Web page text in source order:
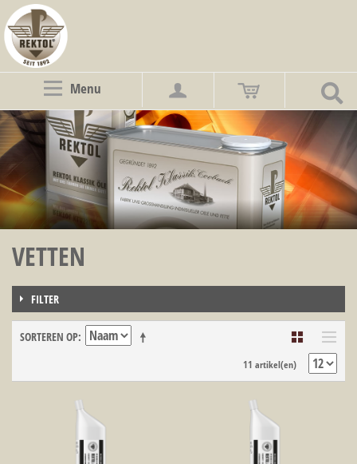
Menu
VETTEN
FILTER
SORTEREN OP
11 artikel(en)